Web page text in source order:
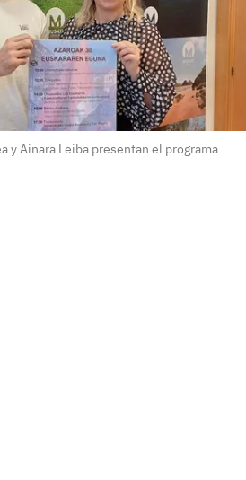
y Ainara Leiba presentan el programa